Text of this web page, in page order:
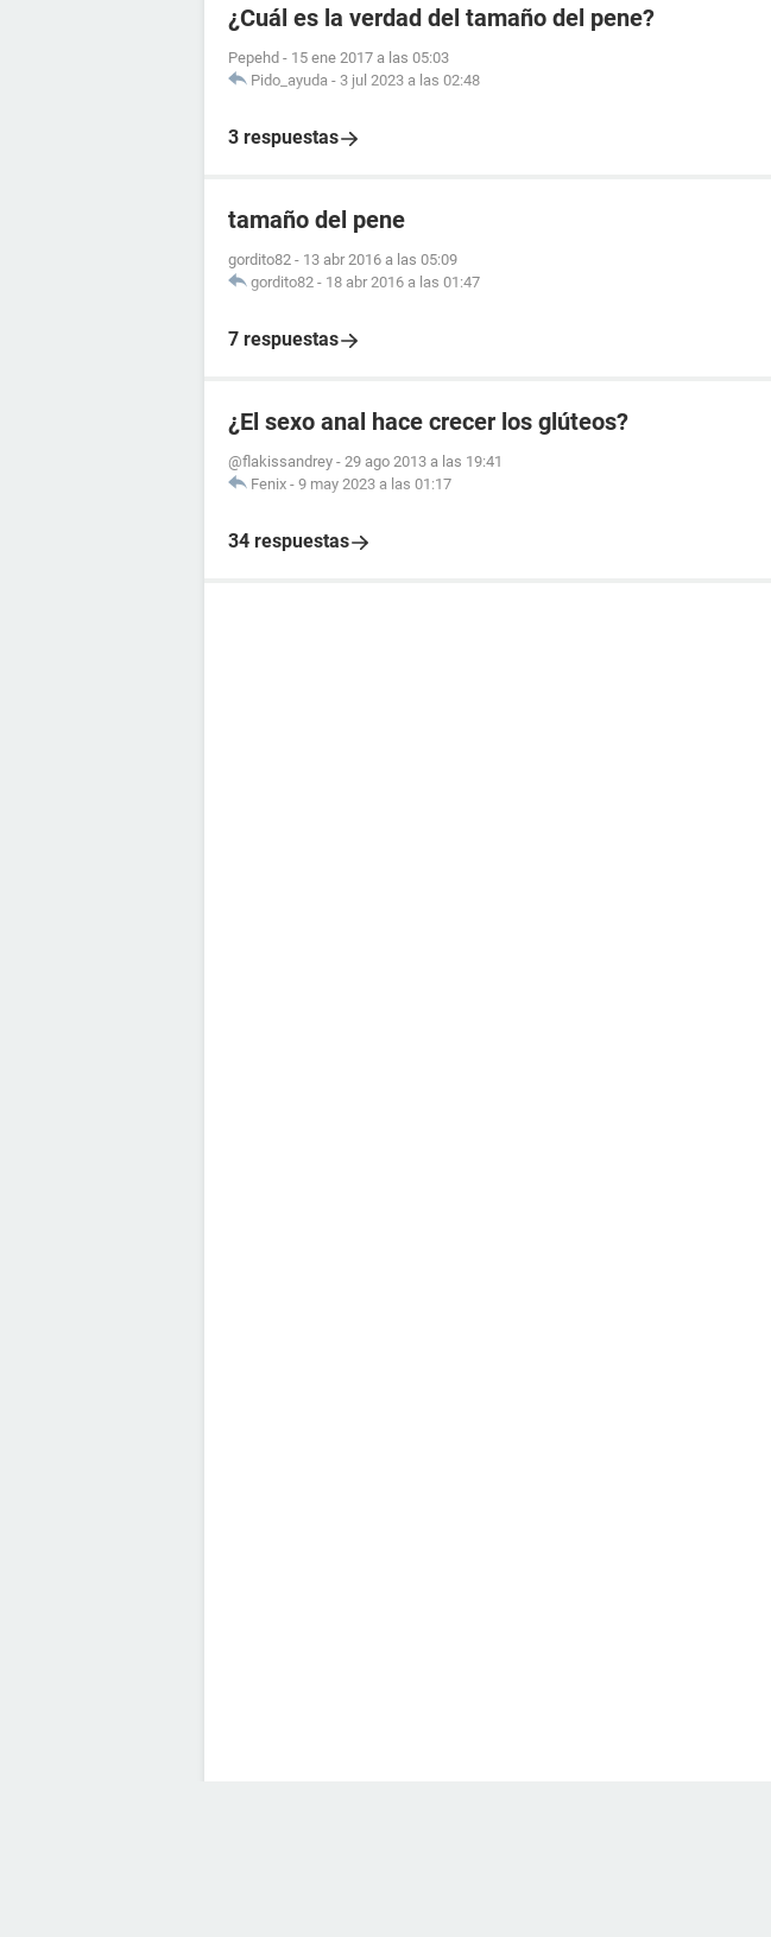
¿Cuál es la verdad del tamaño del pene?
Pepehd - 15 ene 2017 a las 05:03
Pido_ayuda - 3 jul 2023 a las 02:48
3 respuestas
tamaño del pene
gordito82 - 13 abr 2016 a las 05:09
gordito82 - 18 abr 2016 a las 01:47
7 respuestas
¿El sexo anal hace crecer los glúteos?
@flakissandrey - 29 ago 2013 a las 19:41
Fenix - 9 may 2023 a las 01:17
34 respuestas